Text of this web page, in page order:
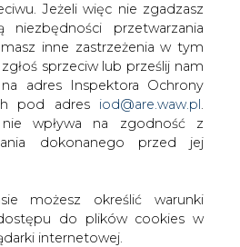
Jeżeli więc nie zgadzasz
przetwarzania
inne zastrzeżenia w tym
sprzeciw lub prześlij nam
adres Inspektora Ochrony
pod adres iod@are.waw.pl.
wpływa na zgodność z
dokonanego przed jej
możesz określić warunki
do plików cookies w
internetowej.
zainteresowanych do
Komisji i wypełnienie ankiety
Komisji Europejskiej.
na temat kluczowych
cele redukcji dla
redukcji emisji do podjęcia
i finansowanie, będą
stanowiska Unii Europejskiej
obowiązującego po